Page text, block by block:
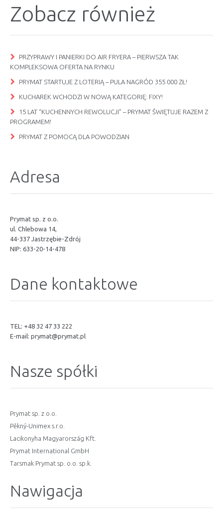
Zobacz również
PRZYPRAWY I PANIERKI DO AIR FRYERA – PIERWSZA TAK
KOMPLEKSOWA OFERTA NA RYNKU
PRYMAT STARTUJE Z LOTERIĄ – PULA NAGRÓD 355 000 ZŁ!
KUCHAREK WCHODZI W NOWĄ KATEGORIĘ: FIXY!
15 LAT “KUCHENNYCH REWOLUCJI” – PRYMAT ŚWIĘTUJE RAZEM Z
PROGRAMEM!
PRYMAT Z POMOCĄ DLA POWODZIAN
Adresa
Prymat sp. z o.o.
ul. Chlebowa 14,
44-337 Jastrzębie-Zdrój
NIP: 633-20-14-478
Dane kontaktowe
TEL: +48 32 47 33 222
E-mail: prymat@prymat.pl
Nasze spółki
Prymat sp. z o.o.
Pěkný-Unimex s.r.o.
Lacikonyha Magyarország Kft.
Prymat International GmbH
Tarsmak Prymat sp. o.o. sp.k.
Nawigacja